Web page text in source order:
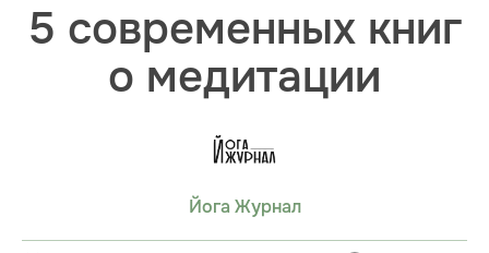
5 современных книг
о медитации
Йога Журнал